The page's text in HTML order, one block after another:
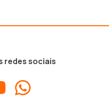
redes sociais